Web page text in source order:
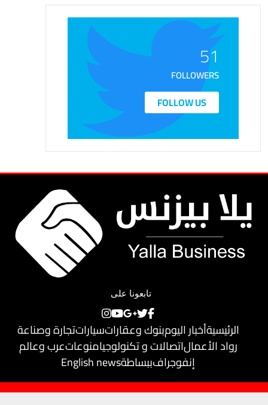
51
FOLLOWERS
FOLLOW US
تابعونا على
الرئيسيةأخبار اليومبنوك وعقاراتسياراتتجارة وصناعة
رواد الأعمالاتصالات و تكنولوجيامنوعاتعرب وعالم
إنفوجرافببساطةEnglish news
حقوق النشر محفوظة لـيلا بيزنس© 2018